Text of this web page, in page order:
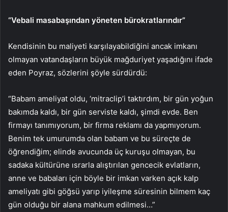
“Vebali masabaşından yöneten bürokratlarındır”
Kendisinin bu maliyeti karşılayabildiğini ancak imkanı
olmayan vatandaşların büyük mağduriyet yaşadığını ifade
eden Poyraz, sözlerini şöyle sürdürdü:
“Babam ameliyat oldu, ‘mitraclip’i taktırdım, bir gün yoğun
bakımda kaldı, bir gün serviste kaldı, şimdi evde. Ben
firmayı tanımıyorum, bir firma reklamı da yapmıyorum.
Benim tek umurumda olan babam ve bu süreçte de
öğrendiğim; elinde avucunda üç kuruşu olmayan, bu
sadaka kültürüne ısrarla alıştırılan gencecik evlatların,
anne ve babaları için böyle bir imkan varken açık kalp
ameliyatı gibi göğsü yarıp iyileşme süresinin bilmem kaç
gün olduğu bir alana mahkum edilmesi…”